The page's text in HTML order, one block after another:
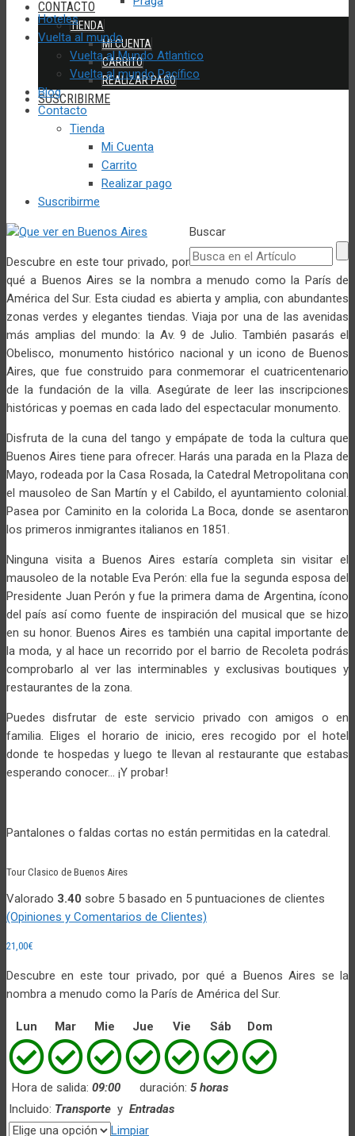
CONTACTO
TIENDA
MI CUENTA
CARRITO
REALIZAR PAGO
SUSCRIBIRME
Hoteles
Vuelta al mundo
Vuelta al Mundo Atlantico
Vuelta al mundo Pacífico
Blog
Contacto
Tienda
Mi Cuenta
Carrito
Realizar pago
Suscribirme
Buscar
Descubre en este tour privado, por
qué a Buenos Aires se la nombra a menudo como la París de
América del Sur. Esta ciudad es abierta y amplia, con abundantes
zonas verdes y elegantes tiendas. Viaja por una de las avenidas
más amplias del mundo: la Av. 9 de Julio. También pasarás el
Obelisco, monumento histórico nacional y un icono de Buenos
Aires, que fue construido para conmemorar el cuatricentenario
de la fundación de la villa. Asegúrate de leer las inscripciones
históricas y poemas en cada lado del espectacular monumento.
Disfruta de la cuna del tango y empápate de toda la cultura que
Buenos Aires tiene para ofrecer. Harás una parada en la Plaza de
Mayo, rodeada por la Casa Rosada, la Catedral Metropolitana con
el mausoleo de San Martín y el Cabildo, el ayuntamiento colonial.
Pasea por Caminito en la colorida La Boca, donde se asentaron
los primeros inmigrantes italianos en 1851.
Ninguna visita a Buenos Aires estaría completa sin visitar el
mausoleo de la notable Eva Perón: ella fue la segunda esposa del
Presidente Juan Perón y fue la primera dama de Argentina, ícono
del país así como fuente de inspiración del musical que se hizo
en su honor. Buenos Aires es también una capital importante de
la moda, y al hace un recorrido por el barrio de Recoleta podrás
comprobarlo al ver las interminables y exclusivas boutiques y
restaurantes de la zona.
Puedes disfrutar de este servicio privado con amigos o en
familia. Eliges el horario de inicio, eres recogido por el hotel
donde te hospedas y luego te llevan al restaurante que estabas
esperando conocer… ¡Y probar!
Pantalones o faldas cortas no están permitidas en la catedral.
Tour Clasico de Buenos Aires
Valorado 3.40 sobre 5 basado en 5 puntuaciones de clientes
(Opiniones y Comentarios de Clientes)
21,00€
Descubre en este tour privado, por qué a Buenos Aires se la
nombra a menudo como la París de América del Sur.
Lun Mar Mie Jue Vie Sáb Dom
Hora de salida: 09:00 duración: 5 horas
Incluido: Transporte y Entradas
Limpiar